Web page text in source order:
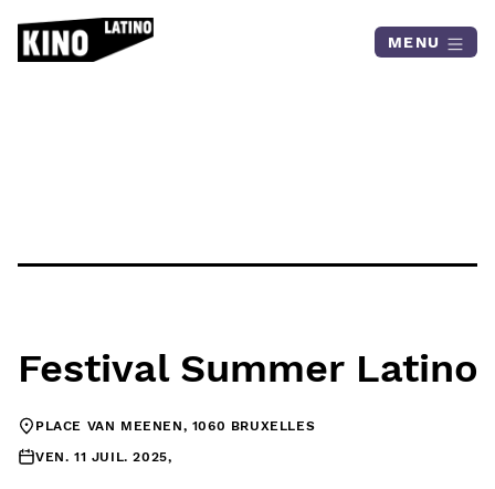
MENU
Festival Summer Latino
PLACE VAN MEENEN, 1060 BRUXELLES
VEN. 11 JUIL. 2025,